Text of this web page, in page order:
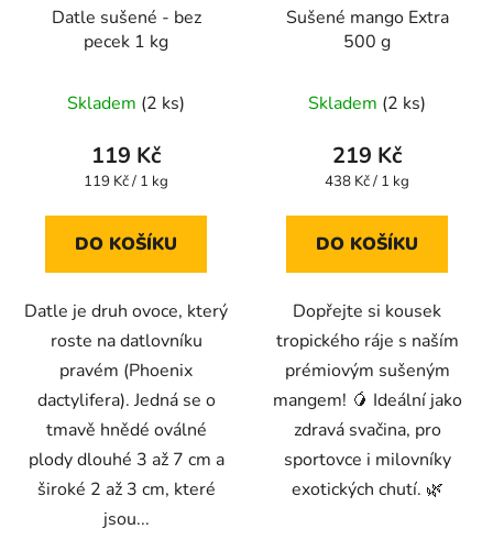
Datle sušené - bez
pecek 1 kg
hodnocení
produktu
je
z
Skladem (2 ks)
119 Kč
Měrná
119 Kč / 1 kg
DO KOŠÍKU
Datle je druh ovoce, který
roste na datlovníku
pravém (Phoenix
dactylifera). Jedná se o
tmavě hnědé oválné
plody dlouhé 3 až 7 cm a
široké 2 až 3 cm, které
jsou...
Sušené mango Extra
500 g
hodnocení
produktu
je
z
Skladem (2 ks)
219 Kč
Měrná
438 Kč / 1 kg
DO KOŠÍKU
Dopřejte si kousek
tropického ráje s naším
prémiovým sušeným
mangem! 🥭 Ideální jako
zdravá svačina, pro
sportovce i milovníky
exotických chutí. 🌿